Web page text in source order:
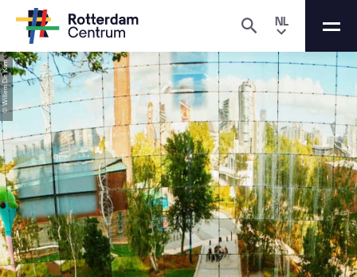
NL
© Willem De Kam